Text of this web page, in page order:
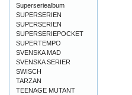
Superseriealbum
SUPERSERIEN
SUPERSERIEN
SUPERSERIEPOCKET
SUPERTEMPO
SVENSKA MAD
SVENSKA SERIER
SWISCH
TARZAN
TEENAGE MUTANT